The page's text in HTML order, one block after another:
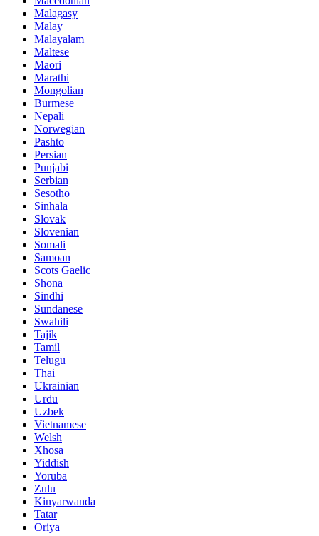
Malagasy
Malay
Malayalam
Maltese
Maori
Marathi
Mongolian
Burmese
Nepali
Norwegian
Pashto
Persian
Punjabi
Serbian
Sesotho
Sinhala
Slovak
Slovenian
Somali
Samoan
Scots Gaelic
Shona
Sindhi
Sundanese
Swahili
Tajik
Tamil
Telugu
Thai
Ukrainian
Urdu
Uzbek
Vietnamese
Welsh
Xhosa
Yiddish
Yoruba
Zulu
Kinyarwanda
Tatar
Oriya